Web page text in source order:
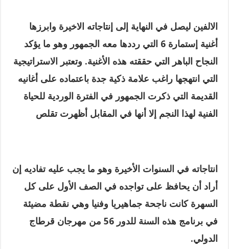
الالفين ليصل في النهاية إلى إنتاجاته الاخيرة وابرزها
أغنية إستمارة 6 التي رددها معه الجمهور وهو ما يؤكد
النجاح الباهر التي حققته هذه الأغنية. وتعتبر الاستراتيجية
التي انتهجها راغب علامة ذكية جدة باعتماده على أغانيه
القديمة التي ذكرت الجمهور في الفترة الوردية للحياة
الفنية لهذا النجم إلا أنها في المقابل أظهرت تقلص
انتاجاته في السنوات الأخيرة وهو ما يجب عليه تفاديه إن
أراد أن يحافظ على تواجده في الصف الأول على كل
السهرة كانت ناجحة جماهيريا وفنيا وهي نقطة مضيئة
في برنامج هذه السنة للدور 56 من مهرجان قرطاج
الدولي.